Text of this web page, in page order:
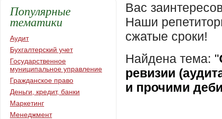
Вас
Наши
сжатые сроки!
Найдена тема: "
ревизии
и прочими
Популярные
тематики
Аудит
Бухгалтерский учет
Государственное
муниципальное управление
Гражданское право
Деньги, кредит, банки
Маркетинг
Менеджмент